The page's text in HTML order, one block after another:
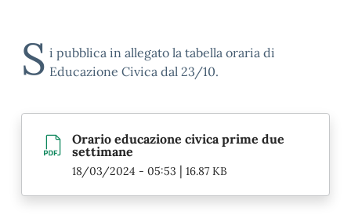
S i pubblica in allegato la tabella oraria di
Educazione Civica dal 23/10.
Orario educazione civica prime due
settimane
18/03/2024 - 05:53 | 16.87 KB